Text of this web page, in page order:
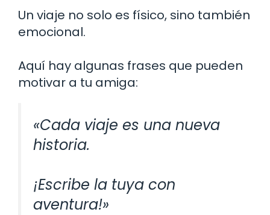
Un viaje no solo es físico, sino también
emocional.
Aquí hay algunas frases que pueden
motivar a tu amiga:
«Cada viaje es una nueva
historia.
¡Escribe la tuya con
aventura!»